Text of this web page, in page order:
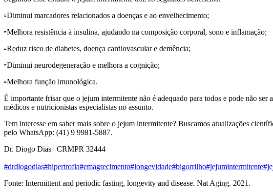
▫️Diminui marcadores relacionados a doenças e ao envelhecimento;
▫️Melhora resistência à insulina, ajudando na composição corporal, sono e inflamação;
▫️Reduz risco de diabetes, doença cardiovascular e demência;
▫️Diminui neurodegeneração e melhora a cognição;
▫️Melhora função imunológica.
É importante frisar que o jejum intermitente não é adequado para todos e pode não
médicos e nutricionistas especialistas no assunto.
Tem interesse em saber mais sobre o jejum intermitente? Buscamos atualizações
pelo WhatsApp: (41) 9 9981-5887.
Dr. Diogo Dias | CRMPR 32444
#drdiogodias#hipertrofia#emagrecimento#longevidade#bigorrilho#jejumintermitente
Fonte: Intermittent and periodic fasting, longevity and disease. Nat Aging. 2021.